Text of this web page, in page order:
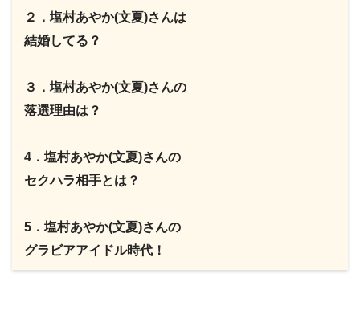
２．塩村あやか(文夏)さんは
結婚してる？
３．塩村あやか(文夏)さんの
落選理由は？
4 ．塩村あやか(文夏)さんの
セクハラ相手とは？
5 ．塩村あやか(文夏)さんの
グラビアアイドル時代！